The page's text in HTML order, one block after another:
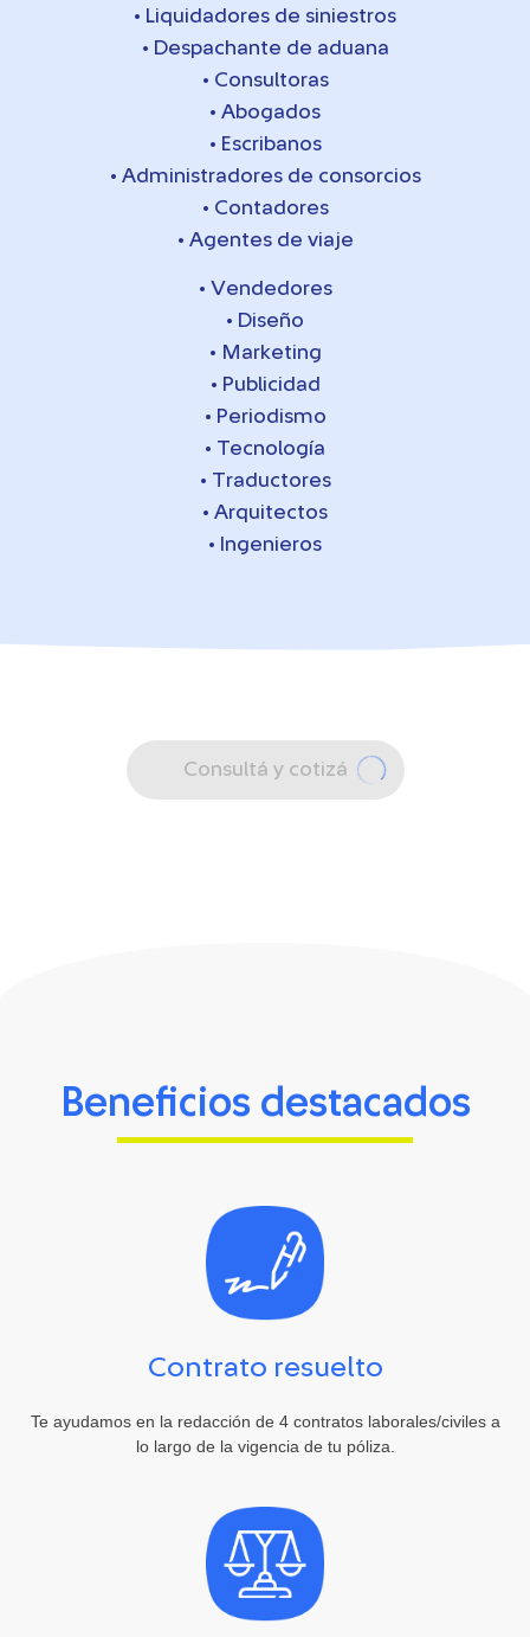
• Liquidadores de siniestros
• Despachante de aduana
• Consultoras
• Abogados
• Escribanos
• Administradores de consorcios
• Contadores
• Agentes de viaje
• Vendedores
• Diseño
• Marketing
• Publicidad
• Periodismo
• Tecnología
• Traductores
• Arquitectos
• Ingenieros
Consultá y cotizá
Contrato resuelto
Te ayudamos en la redacción de 4 contratos laborales/civiles a
lo largo de la vigencia de tu póliza.
Beneficios destacados